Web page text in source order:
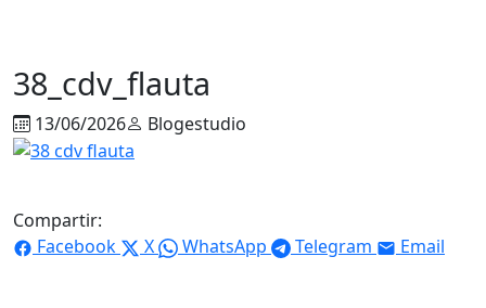
38_cdv_flauta
13/06/2026 Blogestudio
Compartir:
Facebook
X WhatsApp Telegram Email